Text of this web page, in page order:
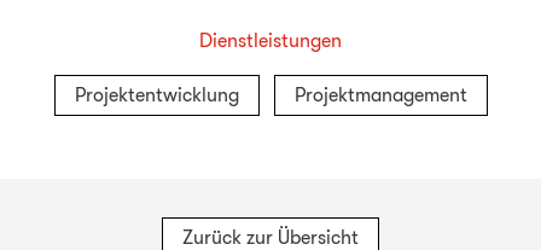
Dienstleistungen
Projektentwicklung Projektmanagement
Zurück zur Übersicht